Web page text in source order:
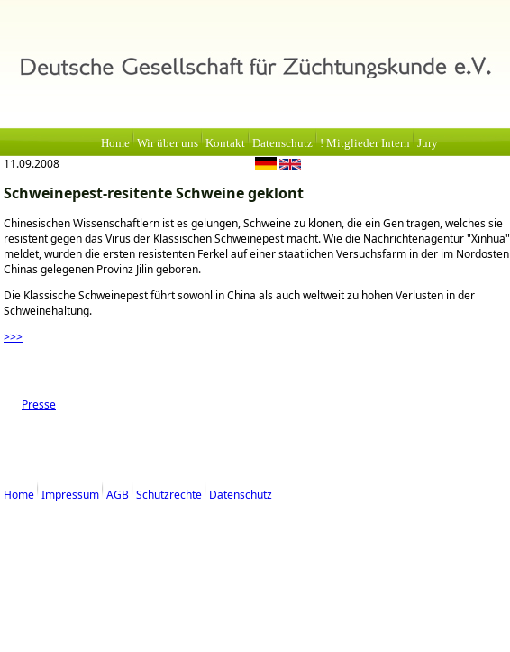
Home Wir über uns Kontakt Datenschutz ! Mitglieder Intern Jury
11.09.2008
Schweinepest-resitente Schweine geklont
Chinesischen Wissenschaftlern ist es gelungen, Schweine zu klonen, die ein Gen tragen, welches sie
resistent gegen das Virus der Klassischen Schweinepest macht. Wie die Nachrichtenagentur Xinhua
meldet, wurden die ersten resistenten Ferkel auf einer staatlichen Versuchsfarm in der im Nordosten
Chinas gelegenen Provinz Jilin geboren.
Die Klassische Schweinepest führt sowohl in China als auch weltweit zu hohen Verlusten in der
Schweinehaltung.
>>>
Presse
Home Impressum AGB Schutzrechte Datenschutz